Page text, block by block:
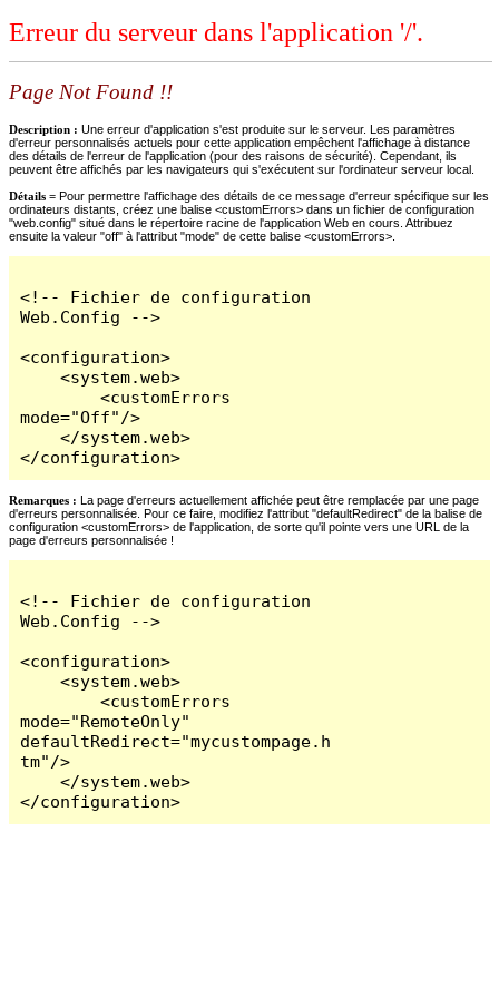
Erreur du serveur dans l'application '/'.
Page Not Found !!
Description : Une erreur d'application s'est produite sur le serveur. Les paramètres
d'erreur personnalisés actuels pour cette application empêchent l'affichage à distance
des détails de l'erreur de l'application (pour des raisons de sécurité). Cependant, ils
peuvent être affichés par les navigateurs qui s'exécutent sur l'ordinateur serveur local.
Détails = Pour permettre l'affichage des détails de ce message d'erreur spécifique sur les
ordinateurs distants, créez une balise <customErrors> dans un fichier de configuration
"web.config" situé dans le répertoire racine de l'application Web en cours. Attribuez
ensuite la valeur "off" à l'attribut "mode" de cette balise <customErrors>.
<!-- Fichier de configuration
Web.Config -->
<configuration>
    <system.web>
        <customErrors
mode="Off"/>
    </system.web>
</configuration>
Remarques : La page d'erreurs actuellement affichée peut être remplacée par une page
d'erreurs personnalisée. Pour ce faire, modifiez l'attribut "defaultRedirect" de la balise de
configuration <customErrors> de l'application, de sorte qu'il pointe vers une URL de la
page d'erreurs personnalisée !
<!-- Fichier de configuration
Web.Config -->
<configuration>
    <system.web>
        <customErrors
mode="RemoteOnly"
defaultRedirect="mycustompage.h
tm"/>
    </system.web>
</configuration>